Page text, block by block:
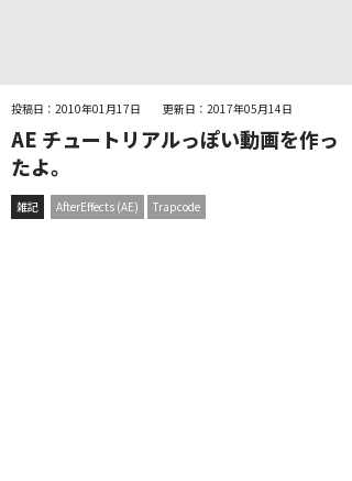
投稿日：2010年01月17日 更新日：2017年05月14日
AE チュートリアルっぽい動画を作っ
たよ。
雑記 AfterEffects (AE) Trapcode